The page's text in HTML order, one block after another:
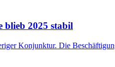
blieb 2025 stabil
Konjunktur. Die